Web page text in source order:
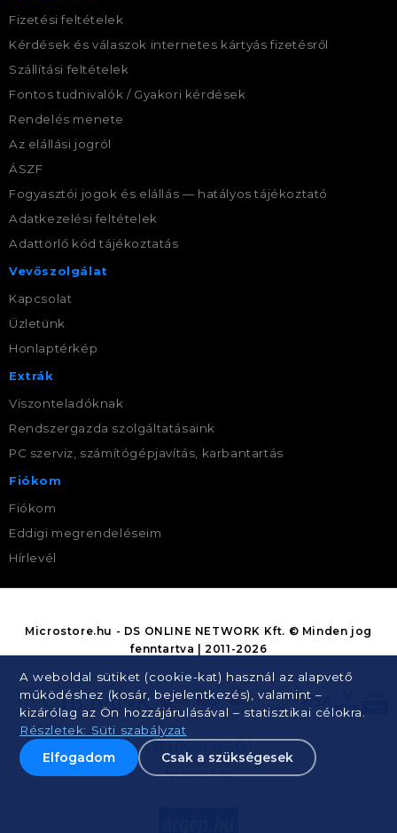
Fizetési feltételek
Kérdések és válaszok internetes kártyás fizetésről
Szállítási feltételek
Fontos tudnivalók / Gyakori kérdések
Rendelés menete
Az elállási jogról
ÁSZF
Fogyasztói jogok és elállás — hatályos tájékoztató
Adatkezelési feltételek
Adattörlő kód tájékoztatás
Vevőszolgálat
Kapcsolat
Üzletünk
Honlaptérkép
Extrák
Viszonteladóknak
Rendszergazda szolgáltatásaink
PC szerviz, számítógépjavítás, karbantartás
Fiókom
Fiókom
Eddigi megrendeléseim
Hírlevél
A weboldal sütiket (cookie-kat) használ az alapvető
működéshez (kosár, bejelentkezés), valamint –
kizárólag az Ön hozzájárulásával – statisztikai célokra.
Részletek: Süti szabályzat
Elfogadom Csak a szükségesek
Microstore.hu - DS ONLINE NETWORK Kft. © Minden jog
fenntartva | 2011-2026
Árukereső.hu